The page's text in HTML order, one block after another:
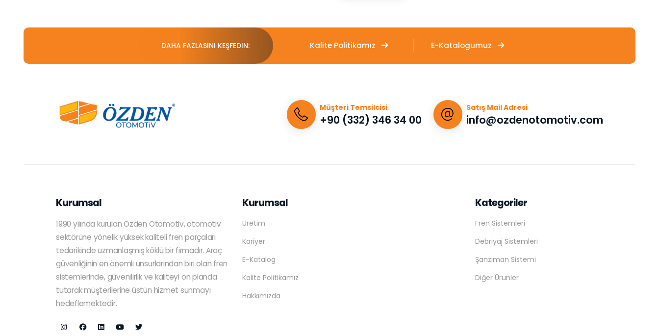
DAHA FAZLASINI KEŞFEDIN: Kalite Politikamız E-Katalogumuz
Müşteri Temsilcisi
+90 (332) 346 34 00
Satış Mail Adresi
info@ozdenotomotiv.com
Kurumsal
1990 yılında kurulan Özden Otomotiv, otomotiv
sektörüne yönelik yüksek kaliteli fren parçaları
tedarikinde uzmanlaşmış köklü bir firmadır. Araç
güvenliğinin en önemli unsurlarından biri olan fren
sistemlerinde, güvenilirlik ve kaliteyi ön planda
tutarak müşterilerine üstün hizmet sunmayı
hedeflemektedir.
Kurumsal
Üretim
Kariyer
E-Katalog
Kalite Politikamız
Hakkımızda
Kategoriler
Fren Sistemleri
Debriyaj Sistemleri
Şanzıman Sistemi
Diğer Ürünler